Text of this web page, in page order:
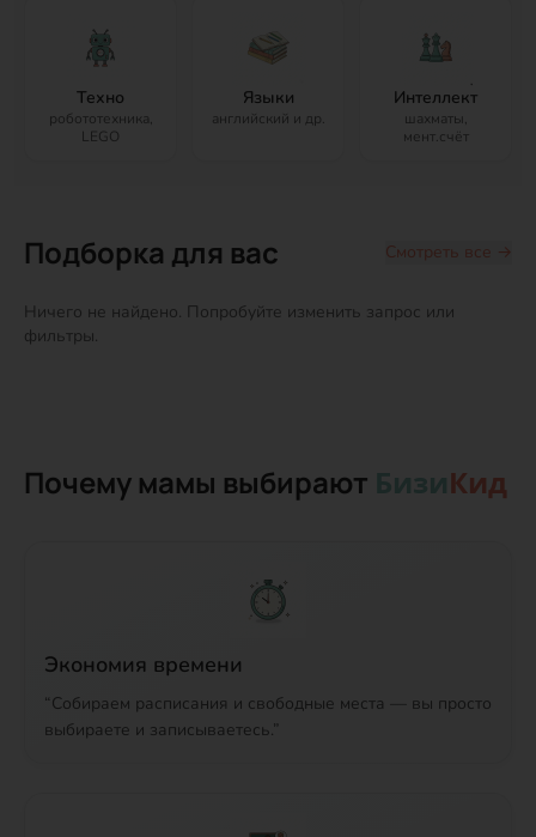
Техно
робототехника,
LEGO
Языки
английский и др.
Интеллект
шахматы,
мент.счёт
Подборка для вас Смотреть все →
Ничего не найдено. Попробуйте изменить запрос или
фильтры.
Почему мамы выбирают БизиКид
Экономия времени
“Собираем расписания и свободные места — вы просто
выбираете и записываетесь.”